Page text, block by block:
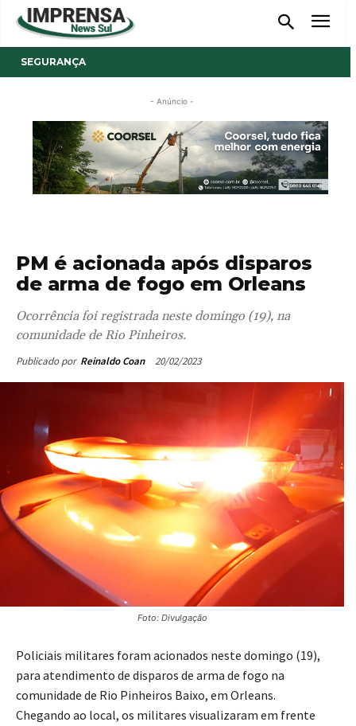
SEGURANÇA
- Anúncio -
PM é acionada após disparos
de arma de fogo em Orleans
Ocorrência foi registrada neste domingo (19), na
comunidade de Rio Pinheiros.
Publicado por Reinaldo Coan 20/02/2023
Foto: Divulgação
Policiais militares foram acionados neste domingo (19),
para atendimento de disparos de arma de fogo na
comunidade de Rio Pinheiros Baixo, em Orleans.
Chegando ao local, os militares visualizaram em frente